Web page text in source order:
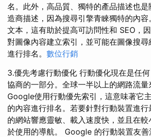
名。此外，高品質、獨特的產品描述也
造商描述，因為搜尋引擎青睞獨特的內
文本，這有助於提高可訪問性和 SEO，
對圖像內容建立索引，並可能在圖像搜
進行排名。 數位行銷
3.優先考慮行動優化 行動優化現在是任
協商的一部分。全球一半以上的網路流量
Google使用行動優先索引，這意味著它
的內容進行排名。若要針對行動裝置進
的網站響應靈敏、載入速度快，並且在
於使用的導航。 Google 的行動裝置友